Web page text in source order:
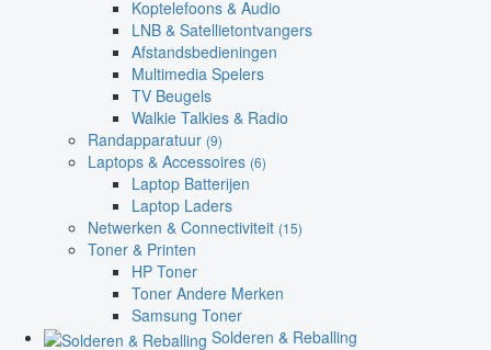
Koptelefoons & Audio
LNB & Satellietontvangers
Afstandsbedieningen
Multimedia Spelers
TV Beugels
Walkie Talkies & Radio
Randapparatuur (9)
Laptops & Accessoires (6)
Laptop Batterijen
Laptop Laders
Netwerken & Connectiviteit (15)
Toner & Printen
HP Toner
Toner Andere Merken
Samsung Toner
Solderen & Reballing